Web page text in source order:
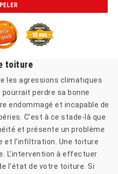
toiture
les agressions climatiques
perdre sa bonne
endommagé et incapable de
C’est à ce stade-là que
et présente un problème
et l’infiltration. Une toiture
L’intervention à effectuer
l’état de votre toiture. Si